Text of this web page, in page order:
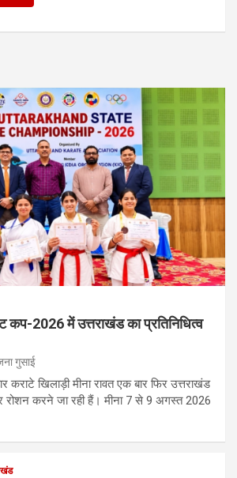
कप-2026 में उत्तराखंड का प्रतिनिधित्व
गुसाई
कराटे खिलाड़ी मीना रावत एक बार फिर उत्तराखंड
रोशन करने जा रही हैं। मीना 7 से 9 अगस्त 2026